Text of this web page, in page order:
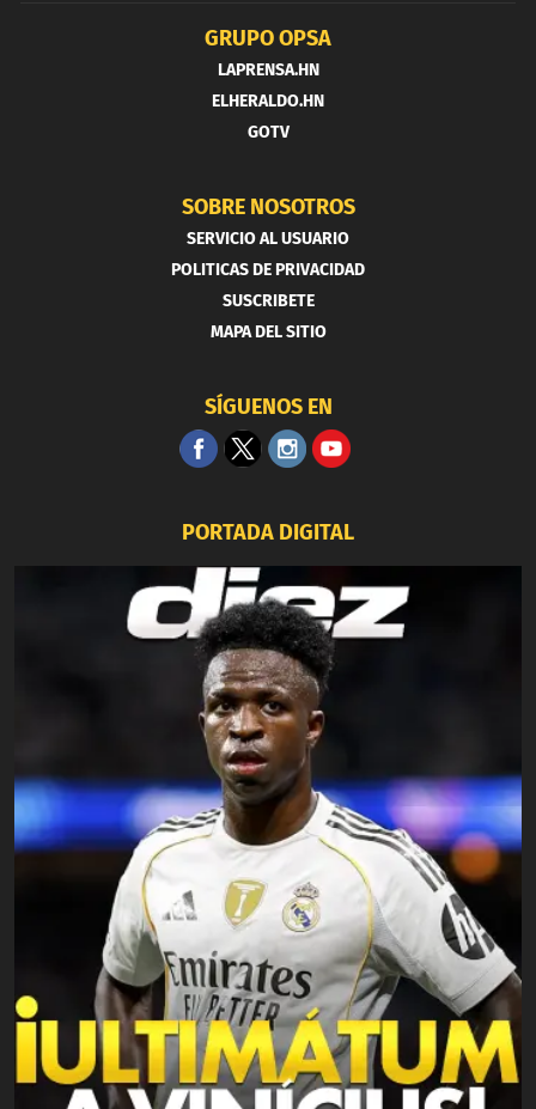
GRUPO OPSA
LAPRENSA.HN
ELHERALDO.HN
GOTV
SOBRE NOSOTROS
SERVICIO AL USUARIO
POLITICAS DE PRIVACIDAD
SUSCRIBETE
MAPA DEL SITIO
SÍGUENOS EN
PORTADA DIGITAL